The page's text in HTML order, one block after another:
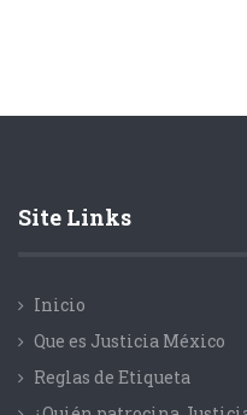
Site Links
Inicio
Que es Justicia México
Reglas de Etiqueta